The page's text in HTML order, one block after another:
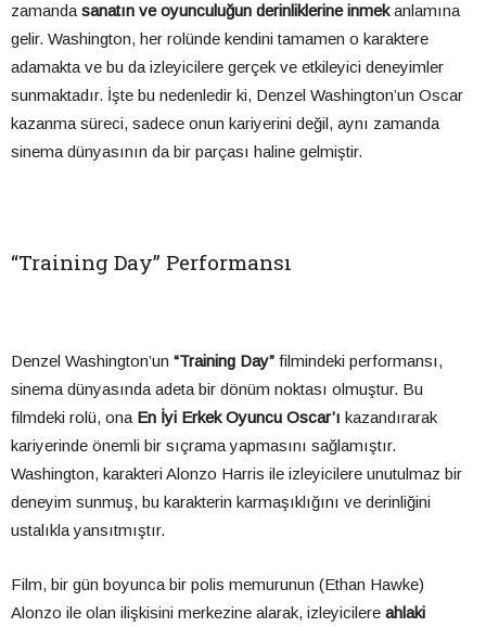
zamandasanatın ve oyunculuğun derinliklerine inmekanlamına
gelir. Washington, her rolünde kendini tamamen o karaktere
adamakta ve bu da izleyicilere gerçek ve etkileyici deneyimler
sunmaktadır. İşte bu nedenledir ki, Denzel Washington’un Oscar
kazanma süreci, sadece onun kariyerini değil, aynı zamanda
sinema dünyasının da bir parçası haline gelmiştir.
“Training Day” Performansı
Denzel Washington’un “Training Day” filmindeki performansı,
sinema dünyasında adeta bir dönüm noktası olmuştur. Bu
filmdeki rolü, ona En İyi Erkek Oyuncu Oscar’ı kazandırarak
kariyerinde önemli bir sıçrama yapmasını sağlamıştır.
Washington, karakteri Alonzo Harris ile izleyicilere unutulmaz bir
deneyim sunmuş, bu karakterin karmaşıklığını ve derinliğini
ustalıkla yansıtmıştır.
Film, bir gün boyunca bir polis memurunun (Ethan Hawke)
Alonzo ile olan ilişkisini merkezine alarak, izleyicilere ahlaki